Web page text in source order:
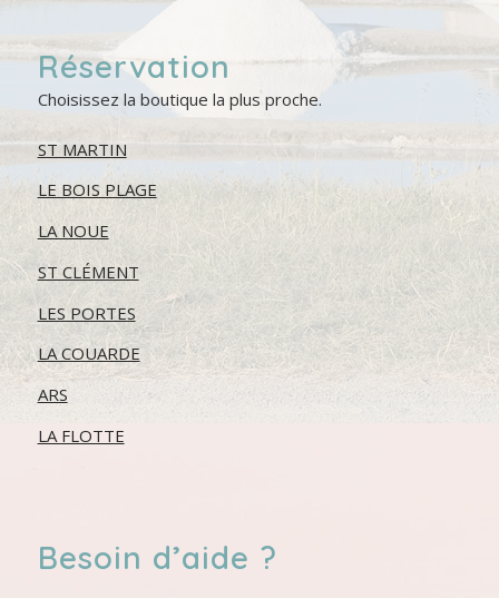
Réservation
Choisissez la boutique la plus proche.
ST MARTIN
LE BOIS PLAGE
LA NOUE
ST CLÉMENT
LES PORTES
LA COUARDE
ARS
LA FLOTTE
Besoin d’aide ?